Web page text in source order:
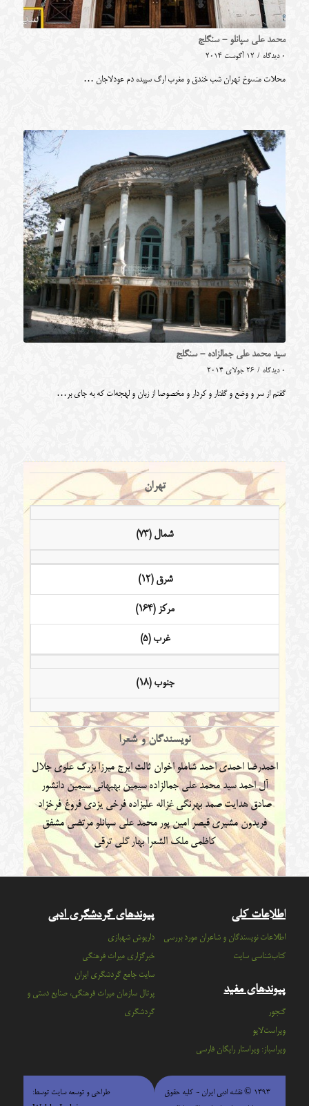
محمد علی سپانلو - سنگلج
0 دیدگاه / 12 آگوست 2014
محلات منسوخ تهران شب خندق و مغرب ارگ سپیده دم عودلاجان …
سید محمد علی جمالزاده - سنگلج
0 دیدگاه / 26 جولای 2014
گفتم از سر و وضع و گفتار و کردار و مخصوصا از زبان و لهجه‌ات که به جای بر…
تهران
شمال (73)
شرق (12)
مرکز (164)
غرب (5)
جنوب (18)
نویسندگان و شعرا
احمدرضا احمدیاحمد شاملو اخوان ثالث ایرج میرزابزرگ علوی جلال
آل احمدسید محمد علی جمالزادهسیمین بهبهانیسیمین دانشور
صادق هدایتصمد بهرنگی غزاله علیزادهفرخی یزدیفروغ فرخزاد
فریدون مشیری قیصر امین پور محمد علی سپانلومرتضی مشفق
کاظمی ملک الشعرا بهار گلی ترقی
اطلاعات کلی
اطلاعات نویسندگان و شاعران مورد بررسی
کتاب‌شناسی سایت
پیوندهای مفید
گنجور
ویراست‌لایو
ویراسباز: ویراستار رایگان فارسی
پیوندهای گردشگری ادبی
داریوش شهبازی
خبرگزاری میراث فرهنگی
سايت جامع گردشگري ايران
پرتال سازمان ميراث فرهنگي، صنايع دستي و
گردشگري
۱۳۹۳ © نقشه ادبی ایران - كليه حقوق
طراحی و توسعه سایت توسط: